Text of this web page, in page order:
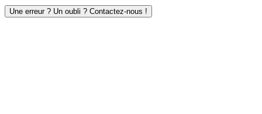
Une erreur ? Un oubli ? Contactez-nous !